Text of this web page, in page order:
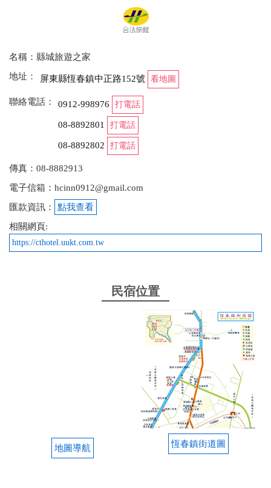
名稱：縣城旅遊之家
地址：
屏東縣恆春鎮中正路152號 看地圖
聯絡電話： 0912-998976 打電話
08-8892801 打電話
08-8892802 打電話
傳真：08-8882913
電子信箱：hcinn0912@gmail.com
匯款資訊：
點我查看
相關網頁:
https://cthotel.uukt.com.tw
民宿位置
地圖導航 恆春鎮街道圖